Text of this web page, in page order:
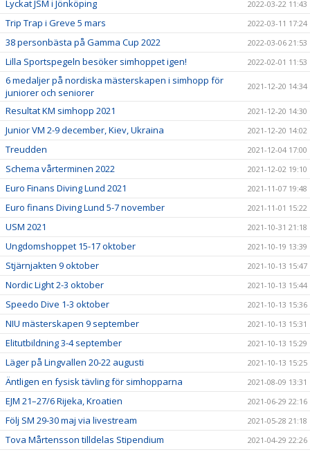
Lyckat JSM i Jönköping 2022-03-22 11:43
Trip Trap i Greve 5 mars 2022-03-11 17:24
38 personbästa på Gamma Cup 2022 2022-03-06 21:53
Lilla Sportspegeln besöker simhoppet igen! 2022-02-01 11:53
6 medaljer på nordiska mästerskapen i simhopp för
juniorer och seniorer
2021-12-20 14:34
Resultat KM simhopp 2021 2021-12-20 14:30
Junior VM 2-9 december, Kiev, Ukraina 2021-12-20 14:02
Treudden 2021-12-04 17:00
Schema vårterminen 2022 2021-12-02 19:10
Euro Finans Diving Lund 2021 2021-11-07 19:48
Euro finans Diving Lund 5-7 november 2021-11-01 15:22
USM 2021 2021-10-31 21:18
Ungdomshoppet 15-17 oktober 2021-10-19 13:39
Stjärnjakten 9 oktober 2021-10-13 15:47
Nordic Light 2-3 oktober 2021-10-13 15:44
Speedo Dive 1-3 oktober 2021-10-13 15:36
NIU mästerskapen 9 september 2021-10-13 15:31
Elitutbildning 3-4 september 2021-10-13 15:29
Läger på Lingvallen 20-22 augusti 2021-10-13 15:25
Äntligen en fysisk tävling för simhopparna 2021-08-09 13:31
EJM 21–27/6 Rijeka, Kroatien 2021-06-29 22:16
Följ SM 29-30 maj via livestream 2021-05-28 21:18
Tova Mårtensson tilldelas Stipendium 2021-04-29 22:26